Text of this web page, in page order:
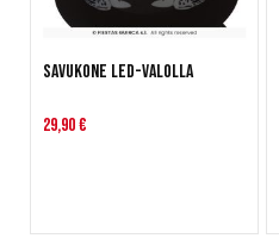
Savukone LED-valolla
29,90 €